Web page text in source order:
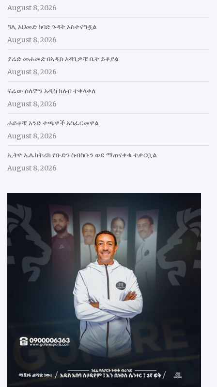
August 8, 2026
ዓሊ አህመድ ከባድ ጉዳት አስተናግዷል
August 8, 2026
ያሬድ መሐመድ በአዲስ አዳጊዎቹ ቤት ይቆያል
August 8, 2026
ፍሬው ሰለሞን አዲስ ክለብ ተቀላቀለ
August 8, 2026
ሐይቆቹ አንድ ተጫዋች አስፈርመዋል
August 8, 2026
ኢትዮ ኤሌክትሪክ የቡድን ስብስቡን ወደ ማጠናቀቁ ተቃርቧል
August 8, 2026